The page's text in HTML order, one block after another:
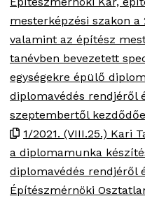
mesterképzési szakon a
valamint az építész
tanévben bevezetett
egységekre épülő
diplomavédés rendjéről
szeptembertől
1/2021. (VIII.25.) Kari
a diplomamunka
diplomavédés rendjéről
Építészmérnöki